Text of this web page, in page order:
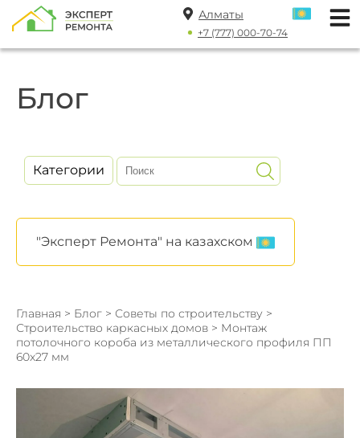
Алматы
+7 (777) 000-70-74
Блог
Категории
"Эксперт Ремонта" на казахском
Главная > Блог > Советы по строительству >
Строительство каркасных домов > Монтаж
потолочного короба из металлического профиля ПП
60x27 мм